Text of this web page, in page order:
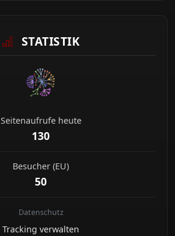
STATISTIK
Seitenaufrufe heute
130
Besucher (EU)
50
Datenschutz
Tracking verwalten